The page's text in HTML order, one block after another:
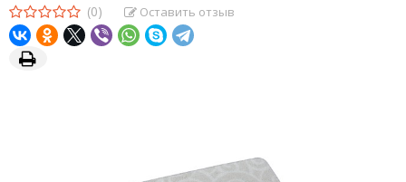
(0) Оставить отзыв